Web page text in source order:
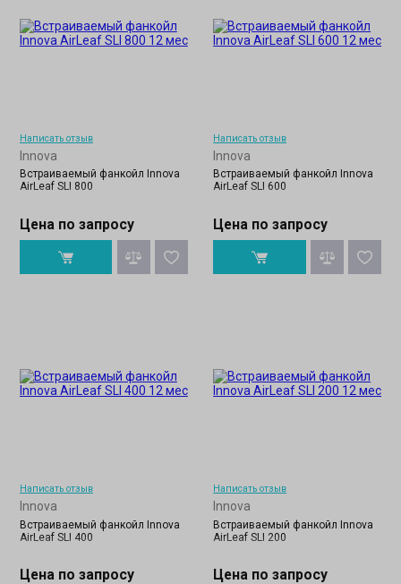
Написать отзыв
Innova
Встраиваемый фанкойл Innova
AirLeaf SLI 800
Цена по запросу
Написать отзыв
Innova
Встраиваемый фанкойл Innova
AirLeaf SLI 600
Цена по запросу
Написать отзыв
Innova
Встраиваемый фанкойл Innova
AirLeaf SLI 400
Цена по запросу
Написать отзыв
Innova
Встраиваемый фанкойл Innova
AirLeaf SLI 200
Цена по запросу